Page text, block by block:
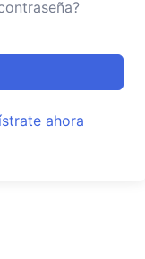
ahora